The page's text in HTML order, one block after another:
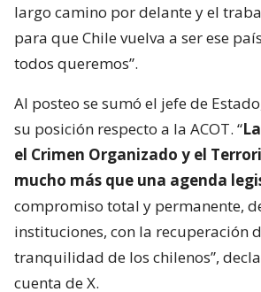
largo camino por delante y el
para que Chile vuelva a ser ese
todos queremos”.
Al posteo se sumó el jefe de
su posición respecto a la ACOT. “
el Crimen Organizado y el
mucho más que una agenda
compromiso total y permanente,
instituciones, con la recuperación
tranquilidad de los chilenos”,
cuenta de X.